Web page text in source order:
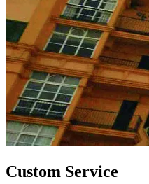
Custom Service